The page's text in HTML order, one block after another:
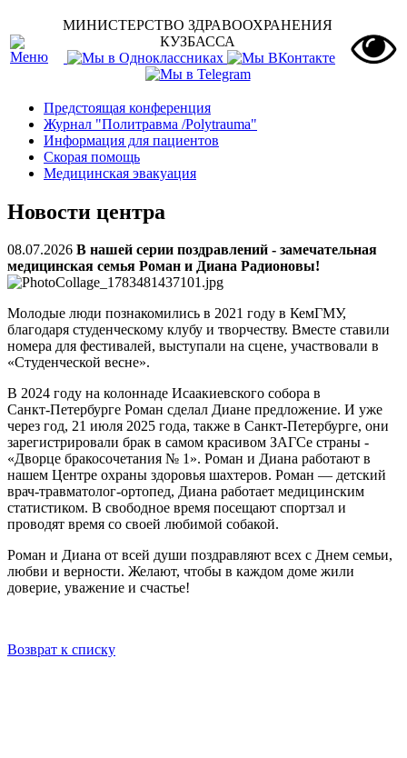
МИНИСТЕРСТВО ЗДРАВООХРАНЕНИЯ
КУЗБАССА
Предстоящая конференция
Журнал "Политравма /Polytrauma"
Информация для пациентов
Скорая помощь
Медицинская эвакуация
Новости центра
08.07.2026 В нашей серии поздравлений - замечательная
медицинская семья Роман и Диана Радионовы!
Молодые люди познакомились в 2021 году в КемГМУ,
благодаря студенческому клубу и творчеству. Вместе ставили
номера для фестивалей, выступали на сцене, участвовали в
«Студенческой весне».
В 2024 году на колоннаде Исаакиевского собора в
Санкт‑Петербурге Роман сделал Диане предложение. И уже
через год, 21 июля 2025 года, также в Санкт‑Петербурге, они
зарегистрировали брак в самом красивом ЗАГСе страны -
«Дворце бракосочетания № 1». Роман и Диана работают в
нашем Центре охраны здоровья шахтеров. Роман — детский
врач-травматолог‑ортопед, Диана работает медицинским
статистиком. В свободное время посещают спортзал и
проводят время со своей любимой собакой.
Роман и Диана от всей души поздравляют всех с Днем семьи,
любви и верности. Желают, чтобы в каждом доме жили
доверие, уважение и счастье!
Возврат к списку